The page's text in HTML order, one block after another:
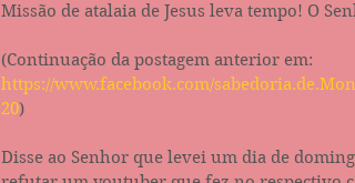
Missão de atalaia de Jesus leva tempo! O
(Continuação da postagem anterior em:
https://www.facebook.com/
20)
Disse ao Senhor que levei um dia de